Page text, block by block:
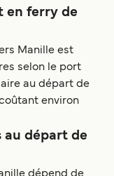
en ferry de
Manille est
selon le port
au départ de
environ
au départ de
dépend de